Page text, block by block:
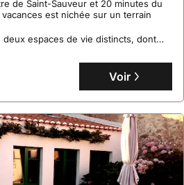
de Saint-Sauveur et 20 minutes du
est nichée sur un terrain
espaces de vie distincts, dont
et salle de bain, pouvant accueillir
Voir